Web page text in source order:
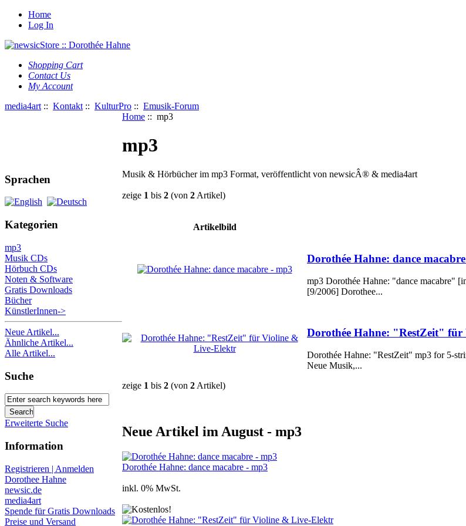
Home
Log In
Shopping Cart
Contact Us
My Account
media4art :: Kontakt :: KulturPro :: Emusik-Forum
Sprachen
Kategorien
mp3
Musik CDs
Hörbuch CDs
Noten & Software
Gratis Downloads
Bücher
KünstlerInnen->
Neue Artikel...
Ähnliche Artikel...
Alle Artikel...
Suche
Erweiterte Suche
Information
Registrieren | Anmelden
Dorothee Hahne
newsic.de
media4art
Spende für Gratis Downloads
Preise und Versand
Home :: mp3
mp3
Musik & Hörbücher im mp3 Format, veröffentlicht von newsicÂ® & media4art
zeige 1 bis 2 (von 2 Artikel)
Artikelbild
Dorothée Hahne: dance
mp3 Dorothée Hahne: "dance macabre"
[9/2006] Dorothee...
Dorothée Hahne: "RestZeit"
Dorothée Hahne: "RestZeit" mp3 for 5-
Neue Musik,...
zeige 1 bis 2 (von 2 Artikel)
Neue Artikel im August - mp3
Dorothée Hahne: dance macabre - mp3
inkl. 0% MwSt.